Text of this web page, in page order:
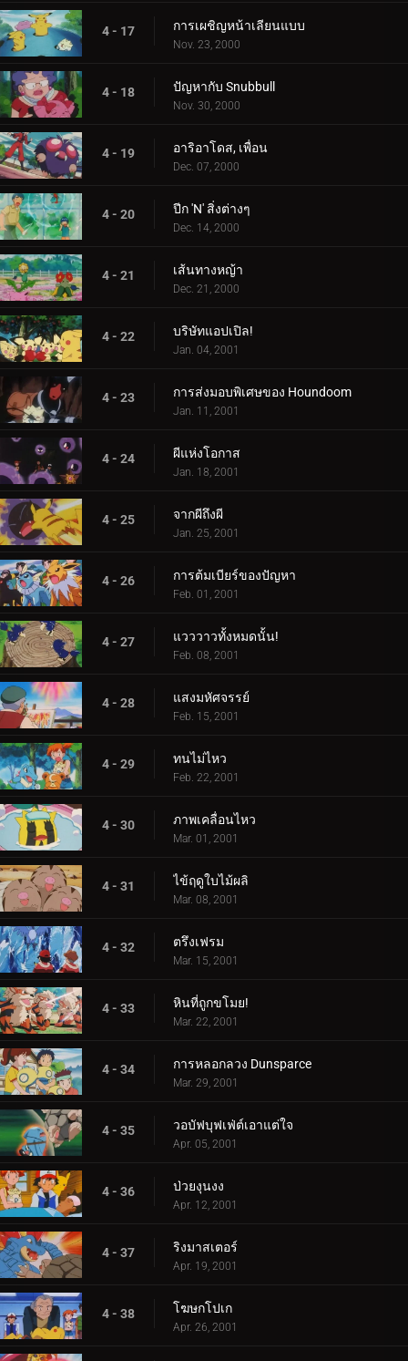
4 - 17 การเผชิญหน้าเลียนแบบ
Nov. 23, 2000
4 - 18 ปัญหากับ Snubbull
Nov. 30, 2000
4 - 19 อาริอาโดส, เพื่อน
Dec. 07, 2000
4 - 20 ปีก 'N' สิ่งต่างๆ
Dec. 14, 2000
4 - 21 เส้นทางหญ้า
Dec. 21, 2000
4 - 22 บริษัทแอปเปิล!
Jan. 04, 2001
4 - 23 การส่งมอบพิเศษของ Houndoom
Jan. 11, 2001
4 - 24 ผีแห่งโอกาส
Jan. 18, 2001
4 - 25 จากผีถึงผี
Jan. 25, 2001
4 - 26 การต้มเบียร์ของปัญหา
Feb. 01, 2001
4 - 27 แวววาวทั้งหมดนั้น!
Feb. 08, 2001
4 - 28 แสงมหัศจรรย์
Feb. 15, 2001
4 - 29 ทนไม่ไหว
Feb. 22, 2001
4 - 30 ภาพเคลื่อนไหว
Mar. 01, 2001
4 - 31 ไข้ฤดูใบไม้ผลิ
Mar. 08, 2001
4 - 32 ตรึงเฟรม
Mar. 15, 2001
4 - 33 หินที่ถูกขโมย!
Mar. 22, 2001
4 - 34 การหลอกลวง Dunsparce
Mar. 29, 2001
4 - 35 วอบัฟบุฟเฟ่ต์เอาแต่ใจ
Apr. 05, 2001
4 - 36 ป่วยงุนงง
Apr. 12, 2001
4 - 37 ริงมาสเตอร์
Apr. 19, 2001
4 - 38 โฆษกโปเก
Apr. 26, 2001